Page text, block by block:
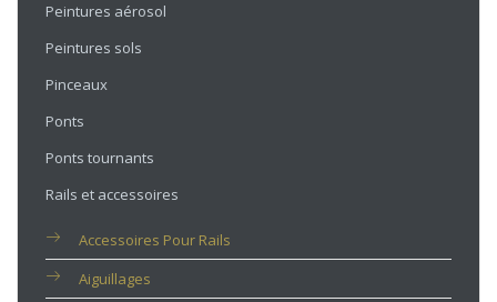
Peintures aérosol
Peintures sols
Pinceaux
Ponts
Ponts tournants
Rails et accessoires
Accessoires Pour Rails
Aiguillages